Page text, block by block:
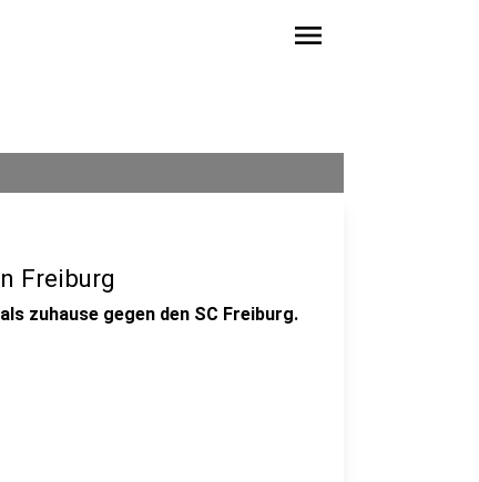
menu
Freiburg
zuhause gegen den SC Freiburg.